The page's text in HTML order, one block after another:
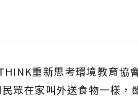
重新思考環境教育協
眾在家叫外送食物一樣